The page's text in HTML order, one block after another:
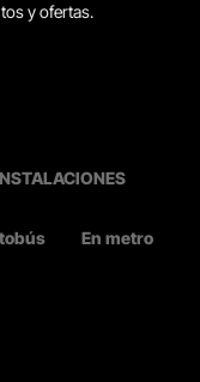
y ofertas.
En metro